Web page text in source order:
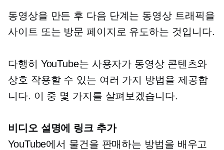
동영상을 만든 후 다음 단계는 동영상 트래픽을
사이트 또는 방문 페이지로 유도하는 것입니다.
다행히 YouTube는 사용자가 동영상 콘텐츠와
상호 작용할 수 있는 여러 가지 방법을 제공합
니다. 이 중 몇 가지를 살펴보겠습니다.
비디오 설명에 링크 추가
YouTube에서 물건을 판매하는 방법을 배우고